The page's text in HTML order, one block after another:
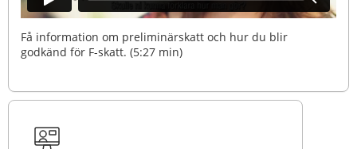
Få information om preliminärskatt och hur du blir
godkänd för F-skatt. (5:27 min)